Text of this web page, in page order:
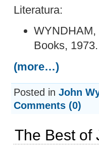
Literatura:
WYNDHAM,
Books,
(more…)
Posted in John
Comments (0)
The Best of